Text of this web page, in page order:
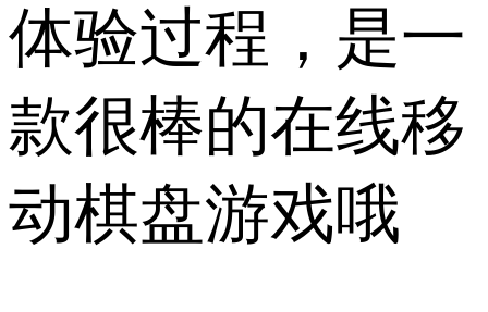
体验过程，是一
款很棒的在线移
动棋盘游戏哦